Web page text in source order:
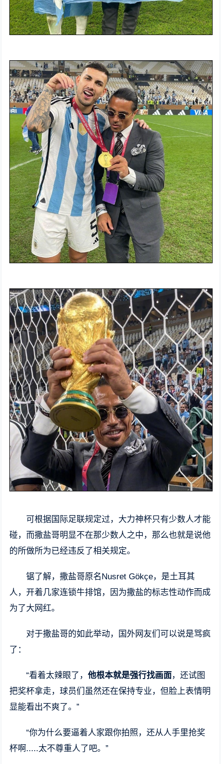
可根据国际足联规定过，大力神杯只有少数人才能
碰，而撒盐哥明显不在那少数人之中，那么也就是说他
的所做所为已经违反了相关规定。
锯了解，撒盐哥原名Nusret Gökçe，是土耳其
人，开着几家连锁牛排馆，因为撒盐的标志性动作而成
为了大网红。
对于撒盐哥的如此举动，国外网友们可以说是骂疯
了：
“看着太辣眼了，他根本就是强行找画面 ，还试图
把奖杯拿走，球员们虽然还在保持专业，但脸上表情明
显能看出不爽了。”
“你为什么要逼着人家跟你拍照，还从人手里抢奖
杯啊.....太不尊重人了吧。”